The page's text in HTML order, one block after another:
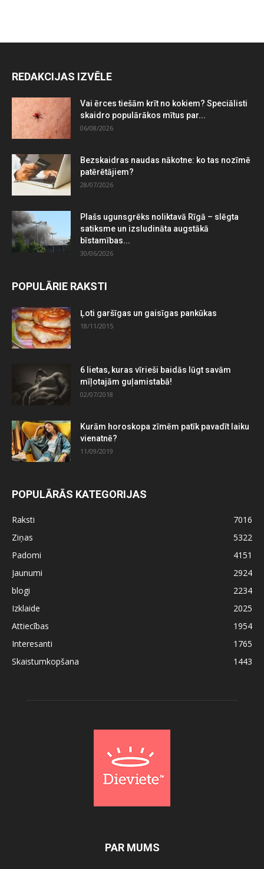
REDAKCIJAS IZVĒLE
Vai ērces tiešām krīt no kokiem? Speciālisti
skaidro populārākos mītus par...
06/08/2026
Bezskaidras naudas nākotne: ko tas nozīmē
patērētājiem?
28/07/2026
Plašs ugunsgrēks noliktavā Rīgā – slēgta
satiksme un izsludināta augstākā
bīstamības...
30/06/2026
POPULĀRIE RAKSTI
Ļoti garšīgas un gaisīgas pankūkas
18/11/2015
6 lietas, kuras vīrieši baidās lūgt savām
mīļotajām guļamistabā!
02/07/2018
Kurām horoskopa zīmēm patīk pavadīt laiku
vienatnē?
11/09/2019
POPULĀRĀS KATEGORIJAS
Raksti
7016
Ziņas
5322
Padomi
4151
Jaunumi
2924
blogi
2234
Izklaide
2025
Attiecības
1954
Interesanti
1765
Skaistumkopšana
1443
PAR MUMS